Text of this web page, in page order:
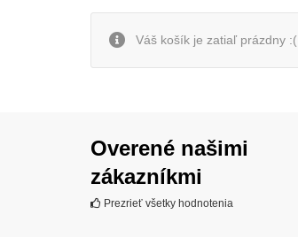
Váš košík je zatiaľ prázdny :(
Overené našimi
zákazníkmi
Prezrieť všetky hodnotenia